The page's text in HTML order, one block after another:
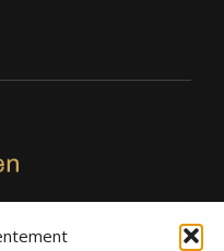
Saint-Augustin-de-